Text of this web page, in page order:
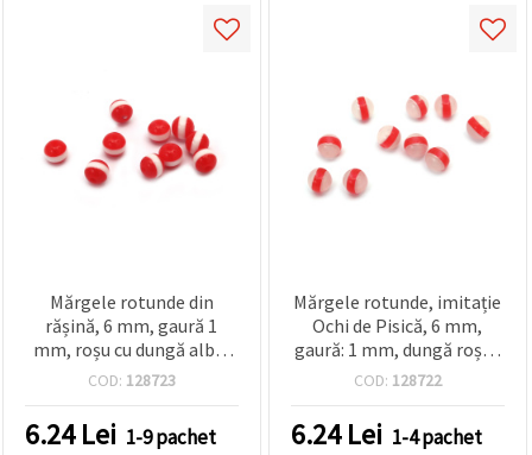
Mărgele rotunde din
rășină, 6 mm, gaură 1
mm, roșu cu dungă albă,
50 buc.
COD: 128723
6.24Lei 1-9 pachet
Mărgele rotunde, imitație
Ochi de Pisică, 6 mm,
gaură: 1 mm, dungă roșie,
50 bucăți
COD: 128722
6.24Lei 1-4 pachet